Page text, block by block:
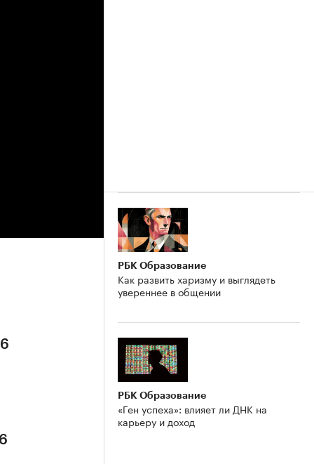
РБК Образование
Как развить харизму и выглядеть
увереннее в общении
РБК Образование
«Ген успеха»: влияет ли ДНК на
карьеру и доход